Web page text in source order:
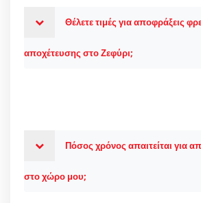
Θέλετε τιμές για αποφράξεις
αποχέτευσης στο Ζεφύρι;
Πόσος χρόνος απαιτείται για
στο χώρο μου;